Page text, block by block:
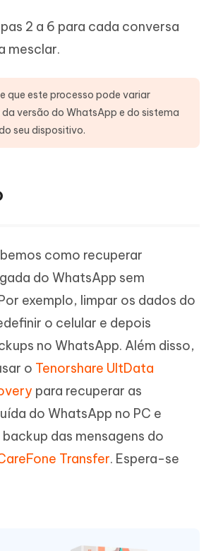
2 a 6 para cada conversa
mesclar.
que este processo pode variar
versão do WhatsApp e do sistema
seu dispositivo.
como recuperar
do WhatsApp sem
exemplo, limpar os dados do
o celular e depois
no WhatsApp. Além disso,
o Tenorshare UltData
para recuperar as
do WhatsApp no PC e
das mensagens do
Transfer. Espera-se